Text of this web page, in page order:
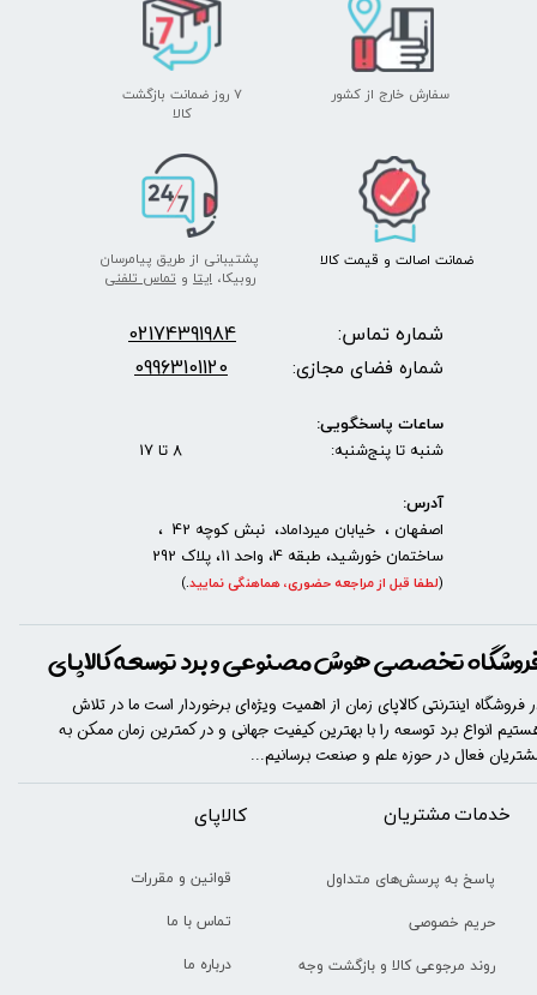
پشتیبانی از طریق پیامرسان
روبیکا، ایتا و تماس تلفنی
سفارش خارج از کشور
۷ روز ضمانت بازگشت
​​​​​​​کالا
ضمانت اصالت و قیمت​​​​​​​ کالا ​​​​​​​
خدمات مشتریان
پاسخ به پرسش‌های متداول
حریم خصوصی
روند مرجوعی کالا و بازگشت وجه
​​کالاپای
قوانین و مقررات
تماس با ما
درباره ما
تخصصی هوش مصنوعی و برد توسعه کالاپای
فروشگاه اینترنتی کالاپای زمان از اهمیت ویژه‌ای برخوردار است ما در تلاش
انواع برد توسعه را با​​​ بهترین کیفیت جهانی و در کمترین زمان ممکن به
فعال در حوزه علم و صنعت برسانیم...
شماره تماس: 02174391984
شماره فضای مجازی: 09963101120
ساعات پاسخگویی:
شنبه تا پنج‌شنبه: 8 تا 17
آدرس:
اصفهان ، خیابان میرداماد، نبش کوچه 42 ،
ساختمان خورشید، طبقه 4، واحد 11، پلاک 292
(لطفا قبل از مراجعه حضوری، هماهنگی نمایید.
)